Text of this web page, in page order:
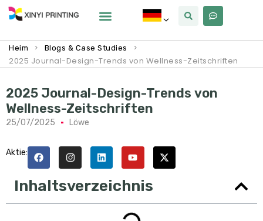
Heim > Blogs & Case Studies
>
2025 Journal-Design-Trends von Wellness-Zeitschriften
2025 Journal-Design-Trends von
Wellness-Zeitschriften
25/07/2025 Löwe
Aktie:
Inhaltsverzeichnis